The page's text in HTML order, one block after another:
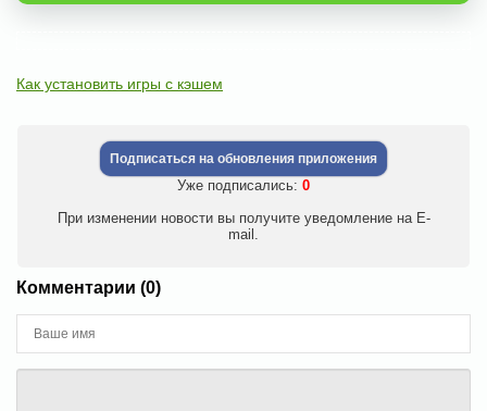
Как установить игры с кэшем
Подписаться на обновления приложения
Уже подписались: 0
При изменении новости вы получите уведомление на E-
mail.
Комментарии (0)